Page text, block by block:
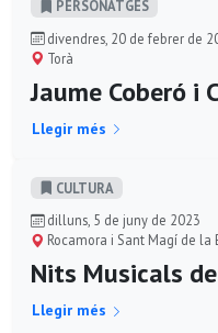
PERSONATGES
divendres, 20 de febrer de
Torà
Jaume Coberó i
Llegir més
CULTURA
dilluns, 5 de juny de 2023
Rocamora i Sant Magí de la
Nits Musicals
Llegir més